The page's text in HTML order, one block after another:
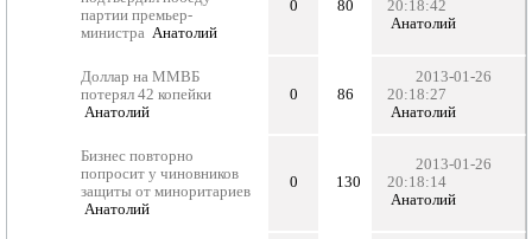
партии премьер-
министра Анатолий
0 80
20:18:42
Анатолий
Доллар на ММВБ
потерял 42 копейки
Анатолий
0 86
2013-01-26
20:18:27
Анатолий
Бизнес повторно
попросит у чиновников
защиты от миноритариев
Анатолий
0 130
2013-01-26
20:18:14
Анатолий